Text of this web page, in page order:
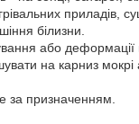
приладів,
білизни.
або деформації
на карниз
за призначенням.